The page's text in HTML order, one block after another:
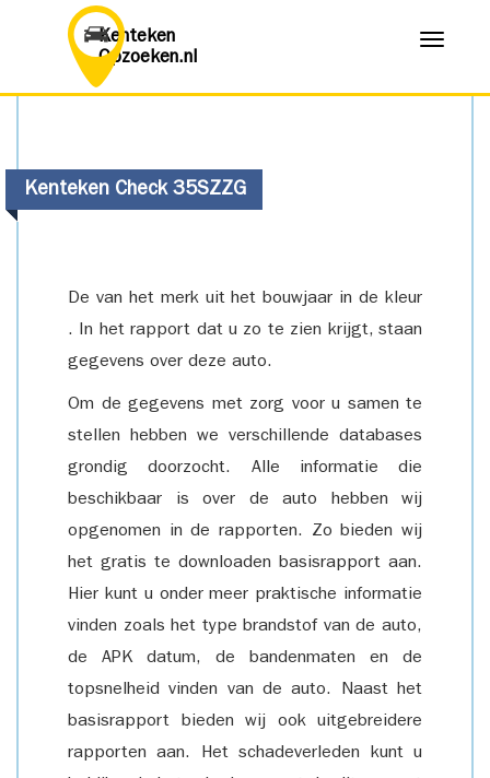
Kenteken
Opzoeken.nl
Menu
Kenteken Check 35SZZG
De van het merk uit het bouwjaar in de kleur
. In het rapport dat u zo te zien krijgt, staan
gegevens over deze auto.
Om de gegevens met zorg voor u samen te
stellen hebben we verschillende databases
grondig doorzocht. Alle informatie die
beschikbaar is over de auto hebben wij
opgenomen in de rapporten. Zo bieden wij
het gratis te downloaden basisrapport aan.
Hier kunt u onder meer praktische informatie
vinden zoals het type brandstof van de auto,
de APK datum, de bandenmaten en de
topsnelheid vinden van de auto. Naast het
basisrapport bieden wij ook uitgebreidere
rapporten aan. Het schadeverleden kunt u